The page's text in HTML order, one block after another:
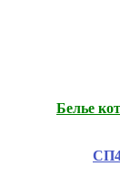
Белье